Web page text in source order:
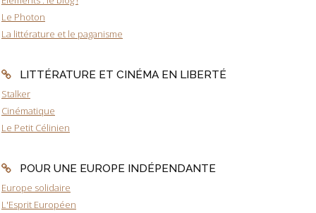
Le Photon
La littérature et le paganisme
LITTÉRATURE ET CINÉMA EN LIBERTÉ
Stalker
Cinématique
Le Petit Célinien
POUR UNE EUROPE INDÉPENDANTE
Europe solidaire
L'Esprit Européen